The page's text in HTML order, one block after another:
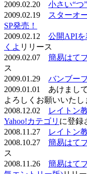
2009.02.20 小さい“つ
2009.02.19
スターオ
SP発売！
2009.02.12 公開API
くよ リリース
2009.02.07 簡易はて
ス
2009.01.29 バンブー
2009.01.01 あけまし
よろしくお願いいたし
2008.12.02
レイトン
Yahoo!カテゴリ に登録
2008.11.27
レイトン
2008.10.27 簡易はて
ス
2008.11.26 簡易はて